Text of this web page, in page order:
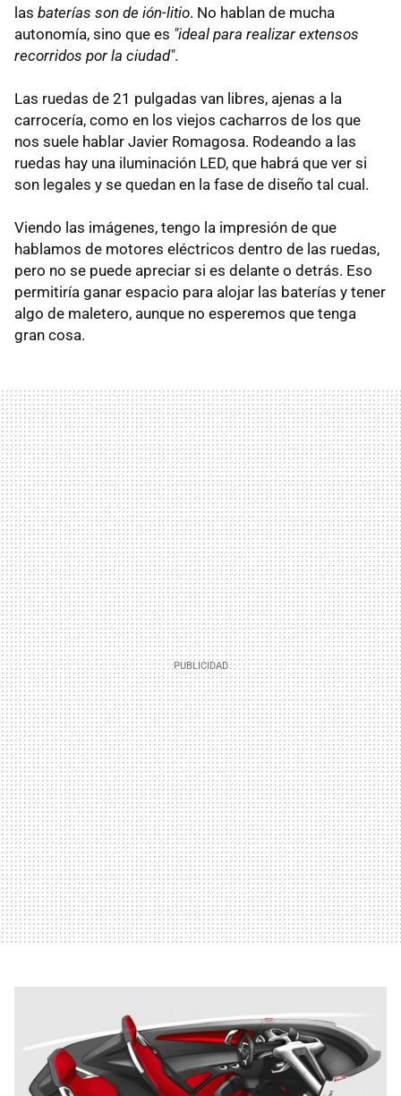
las baterías son de ión-litio. No hablan de mucha
autonomía, sino que es "ideal para realizar extensos
recorridos por la ciudad".
Las ruedas de 21 pulgadas van libres, ajenas a la
carrocería, como en los viejos cacharros de los que
nos suele hablar Javier Romagosa. Rodeando a las
ruedas hay una iluminación LED, que habrá que ver si
son legales y se quedan en la fase de diseño tal cual.
Viendo las imágenes, tengo la impresión de que
hablamos de motores eléctricos dentro de las ruedas,
pero no se puede apreciar si es delante o detrás. Eso
permitiría ganar espacio para alojar las baterías y tener
algo de maletero, aunque no esperemos que tenga
gran cosa.